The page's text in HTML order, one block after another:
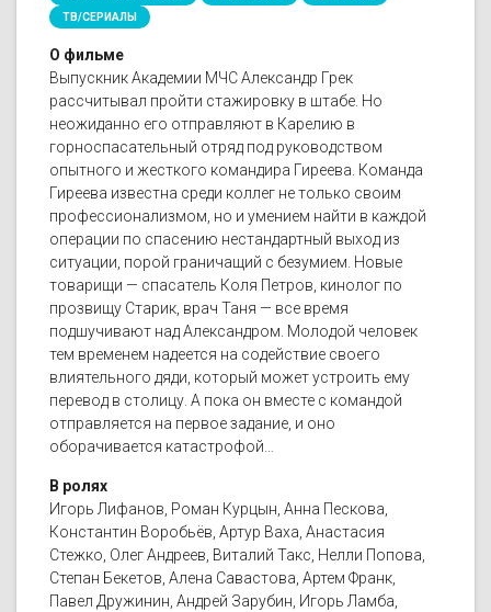
ТВ/СЕРИАЛЫ
О фильме
Выпускник Академии МЧС Александр Грек
рассчитывал пройти стажировку в штабе. Но
неожиданно его отправляют в Карелию в
горноспасательный отряд под руководством
опытного и жесткого командира Гиреева. Команда
Гиреева известна среди коллег не только своим
профессионализмом, но и умением найти в каждой
операции по спасению нестандартный выход из
ситуации, порой граничащий с безумием. Новые
товарищи — спасатель Коля Петров, кинолог по
прозвищу Старик, врач Таня — все время
подшучивают над Александром. Молодой человек
тем временем надеется на содействие своего
влиятельного дяди, который может устроить ему
перевод в столицу. А пока он вместе с командой
отправляется на первое задание, и оно
оборачивается катастрофой…
В ролях
Игорь Лифанов, Роман Курцын, Анна Пескова,
Константин Воробьёв, Артур Ваха, Анастасия
Стежко, Олег Андреев, Виталий Такс, Нелли Попова,
Степан Бекетов, Алена Савастова, Артем Франк,
Павел Дружинин, Андрей Зарубин, Игорь Ламба,